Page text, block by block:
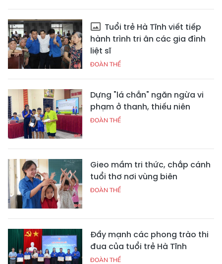
Tuổi trẻ Hà Tĩnh viết tiếp
hành trình tri ân các gia đình
liệt sĩ
ĐOÀN THỂ
Dựng "lá chắn" ngăn ngừa vi
phạm ở thanh, thiếu niên
ĐOÀN THỂ
Gieo mầm tri thức, chắp cánh
tuổi thơ nơi vùng biên
ĐOÀN THỂ
Đẩy mạnh các phong trào thi
đua của tuổi trẻ Hà Tĩnh
ĐOÀN THỂ